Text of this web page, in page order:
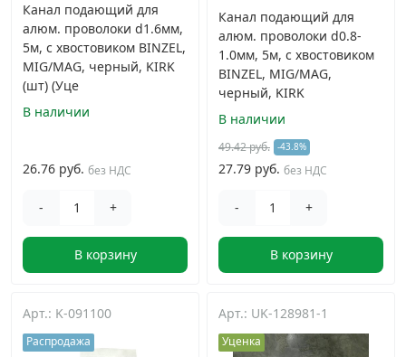
Канал подающий для
алюм. проволоки d1.6мм,
5м, с хвостовиком BINZEL,
MIG/MAG, черный, KIRK
(шт) (Уце
В наличии
26.76 руб. без НДС
- +
В корзину
Канал подающий для
алюм. проволоки d0.8-
1.0мм, 5м, с хвостовиком
BINZEL, MIG/MAG,
черный, KIRK
В наличии
49.42 руб. -43.8%
27.79 руб. без НДС
- +
В корзину
Арт.: K-091100
Распродажа
Арт.: UK-128981-1
Уценка